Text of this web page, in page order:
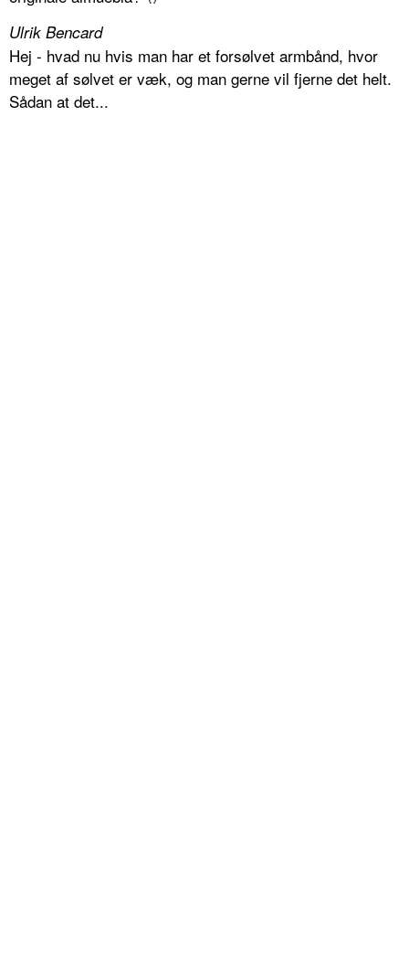
Ulrik Bencard
Hej - hvad nu hvis man har et forsølvet armbånd, hvor
meget af sølvet er væk, og man gerne vil fjerne det helt.
Sådan at det...